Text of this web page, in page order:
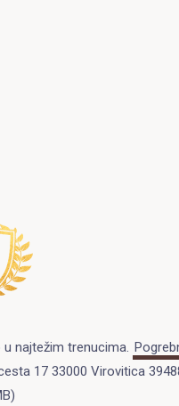
najtežim trenucima.
17 33000 Virovitica